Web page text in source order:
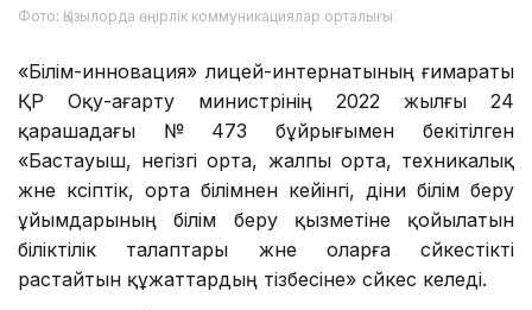
Фото: Қызылорда өңірлік коммуникациялар орталығы
«Білім-инновация» лицей-интернатының ғимараты
ҚР Оқу-ағарту министрінің 2022 жылғы 24
қарашадағы № 473 бұйрығымен бекітілген
«Бастауыш, негізгі орта, жалпы орта, техникалық
және кәсіптік, орта білімнен кейінгі, діни білім беру
ұйымдарының білім беру қызметіне қойылатын
біліктілік талаптары және оларға сәйкестікті
растайтын құжаттардың тізбесіне» сәйкес келеді.